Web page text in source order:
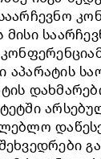
მისი
აპარატის